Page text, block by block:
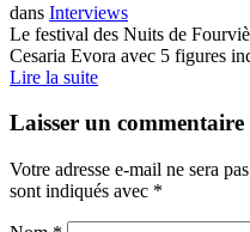
dans Interviews
Le festival des Nuits de
Cesaria Evora avec 5 figures
Lire la suite
Laisser un commentaire
Votre adresse e-mail ne sera
sont indiqués avec *